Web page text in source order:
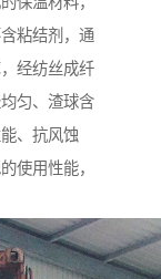
粘结剂，通
经纺丝成纤
匀、渣球含
、抗风蚀
使用性能，